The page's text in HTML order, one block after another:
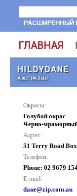
РАСШИРЕННЫЙ
ГЛАВНАЯ |
HILDYDANE
АВСТРАЛИЯ
Окрасы:
Голубой окрас
Черно-
Адрес:
51 Terry Road
Телефон:
Phone: 02 9679
E-mail:
dane@zip.com.au